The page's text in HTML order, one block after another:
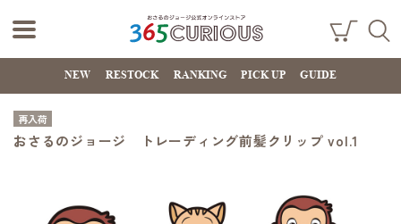
おさるのジョー
ジ公式オンライ
365CURIOUS
ング
カー
NEW RESTOCK RANKING PICK UP GUIDE
再入荷
おさるのジョージ トレーディング前髪クリップ vol.1